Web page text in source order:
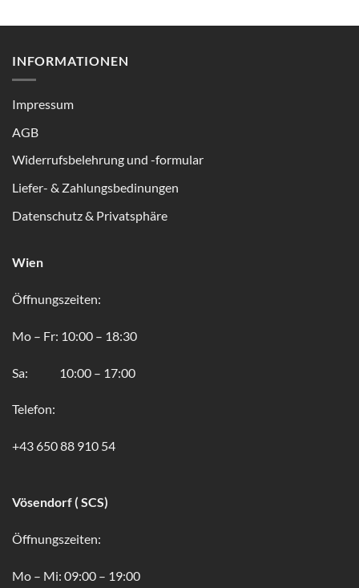
INFORMATIONEN
Impressum
AGB
Widerrufsbelehrung und -formular
Liefer- & Zahlungsbedinungen
Datenschutz & Privatsphäre
Wien
Öffnungszeiten:
Mo – Fr: 10:00 – 18:30
Sa: 10:00 – 17:00
Telefon:
+43 650 88 910 54
Vösendorf ( SCS)
Öffnungszeiten:
Mo – Mi: 09:00 – 19:00